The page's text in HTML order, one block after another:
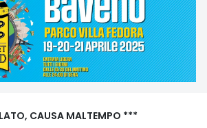
CAUSA MALTEMPO ***